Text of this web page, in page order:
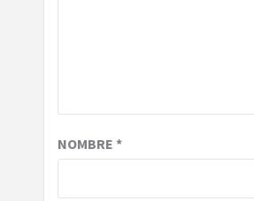
NOMBRE *